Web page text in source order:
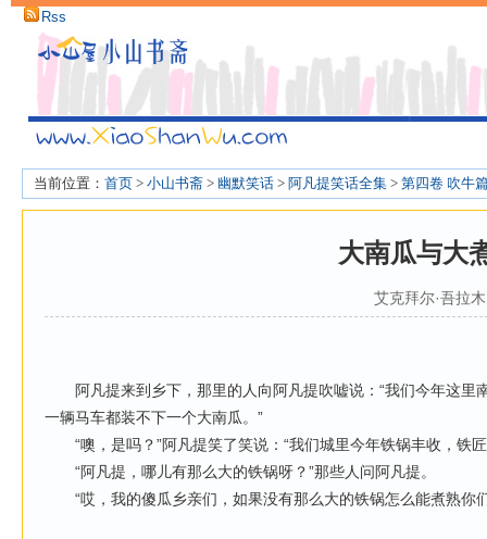
Rss
当前位置： 首页 > 小山书斋 > 幽默笑话 > 阿凡提笑话全集 > 第四卷 吹牛
大南瓜与大
艾克拜尔·吾拉木
阿凡提来到乡下，那里的人向阿凡提吹嘘说：“我们今年这里
一辆马车都装不下一个大南瓜。”
“噢，是吗？”阿凡提笑了笑说：“我们城里今年铁锅丰收，铁
“阿凡提，哪儿有那么大的铁锅呀？”那些人问阿凡提。
“哎，我的傻瓜乡亲们，如果没有那么大的铁锅怎么能煮熟你